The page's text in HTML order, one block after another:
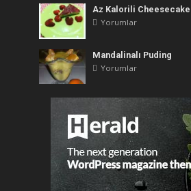
Az Kalorili Cheesecake
Yorumlar
Mandalinalı Puding
Yorumlar